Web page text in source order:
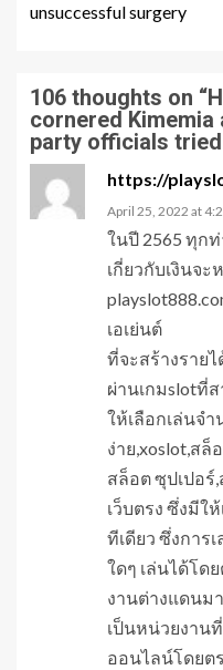
unsuccessful surgery
106 thoughts on “
cornered Kimemia
party officials
https://
April 25, 2022 at
ในปี 2565 ทุก
เกี่ยวกับเงินจ
เอเย่นต์
ที่จะสร้างราย
ผ่านเกมslotที่
ให้เลือกเล่นจ
ง่าย,xoslot,สล็
สล็อต ซุปเปอร์
เว็บตรง ซึ่งมีใ
ทีเดียว ซึ่งการ
ใดๆ เล่นได้โด
งานต่างแดนม
เป็นหน่วยงาน
ออนไลน์โดยต